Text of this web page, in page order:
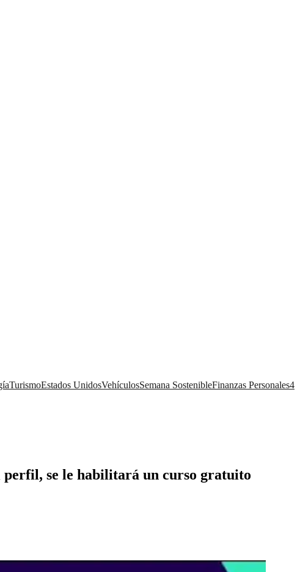
TurismoEstados UnidosVehículosSemana SostenibleFinanzas Personales4
perfil, se le habilitará un curso gratuito